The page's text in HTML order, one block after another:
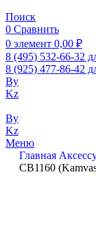
Поиск
0 Сравнить
0 элемент 0,00 ₽
8 (495) 532-66-32
8 (925) 477-86-42
By
Kz
By
Kz
Меню
Главная
CB1160